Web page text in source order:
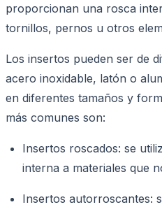
proporcionan una rosca
tornillos, pernos u otros
Los insertos pueden ser de
acero inoxidable, latón o
en diferentes tamaños y
más comunes son:
Insertos roscados: se
interna a materiales que
Insertos autorroscantes: